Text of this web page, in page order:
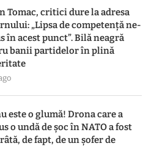
Tomac, critici dure la adresa
„Lipsa de competență ne-
în acest punct”. Bilă neagră
banii partidelor în plină
este o glumă! Drona care a
o undă de șoc în NATO a fost
de fapt, de un șofer de